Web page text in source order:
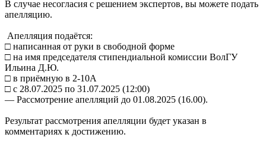
В случае несогласия с решением экспертов, вы можете подать
апелляцию.
Апелляция подаётся:
□ написанная от руки в свободной форме
□ на имя председателя стипендиальной комиссии ВолГУ
Ильина Д.Ю.
□ в приёмную в 2-10А
□ с 28.07.2025 по 31.07.2025 (12:00)
— Рассмотрение апелляций до 01.08.2025 (16.00).
Результат рассмотрения апелляции будет указан в
комментариях к достижению.